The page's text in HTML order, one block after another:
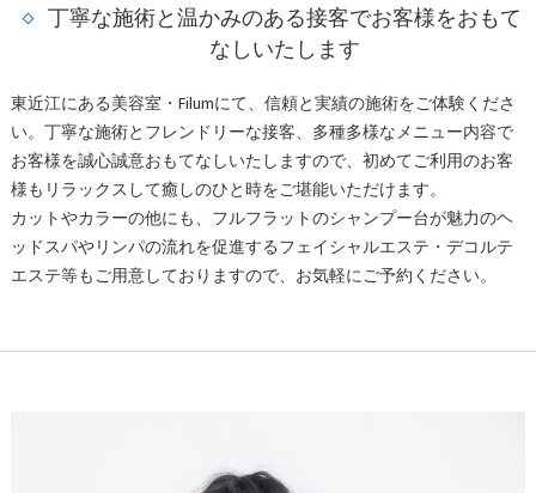
丁寧な施術と温かみのある接客でお客様をおもて
なしいたします
東近江にある美容室・Filumにて、信頼と実績の施術をご体験くださ
い。丁寧な施術とフレンドリーな接客、多種多様なメニュー内容で
お客様を誠心誠意おもてなしいたしますので、初めてご利用のお客
様もリラックスして癒しのひと時をご堪能いただけます。
カットやカラーの他にも、フルフラットのシャンプー台が魅力のヘ
ッドスパやリンパの流れを促進するフェイシャルエステ・デコルテ
エステ等もご用意しておりますので、お気軽にご予約ください。